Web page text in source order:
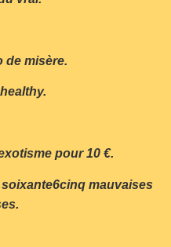
de misère.
pour 10 €.
mauvaises